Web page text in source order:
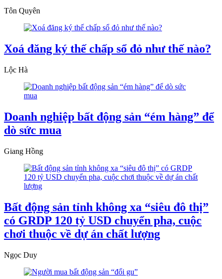
Tôn Quyên
Xoá đăng ký thế chấp sổ đỏ như thế nào?
Lộc Hà
Doanh nghiệp bất động sản “ém hàng” để
dò sức mua
Giang Hồng
Bất động sản tỉnh không xa “siêu đô thị”
có GRDP 120 tỷ USD chuyển pha, cuộc
chơi thuộc về dự án chất lượng
Ngọc Duy